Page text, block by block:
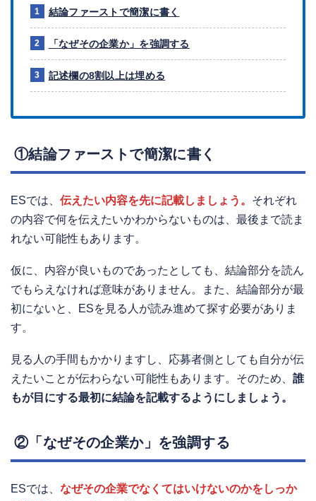
結論ファーストで簡潔に書く
「なぜその企業か」を強調する
記述欄の8割以上は埋める
①結論ファーストで簡潔に書く
ESでは、 伝えたい内容を先に記載しましょう。 それぞれ
の内容で何を伝えたいかわからないものは、最後まで読ま
れない可能性もあります。
仮に、内容が良いものであったとしても、結論部分を読ん
でもらえなければ意味がありません。また、結論部分が最
初にないと、ESを見る人が読み進めて探す必要がありま
す。
見る人の手間もかかりますし、応募者側としても自分が伝
えたいことが伝わらない可能性もあります。そのため、 誰
もが目にする最初に結論を記載するようにしましょう。
②「なぜその企業か」を強調する
ESでは、 なぜその企業でなくてはいけないのかをしっか